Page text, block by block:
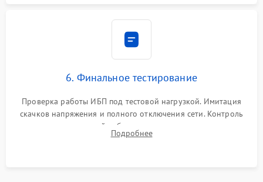
6. Финальное тестирование
Проверка работы ИБП под тестовой нагрузкой. Имитация
скачков напряжения и полного отключения сети. Контроль
времени автономной работы, температурного режима и
корректности формы выходного сигнала.
Подробнее